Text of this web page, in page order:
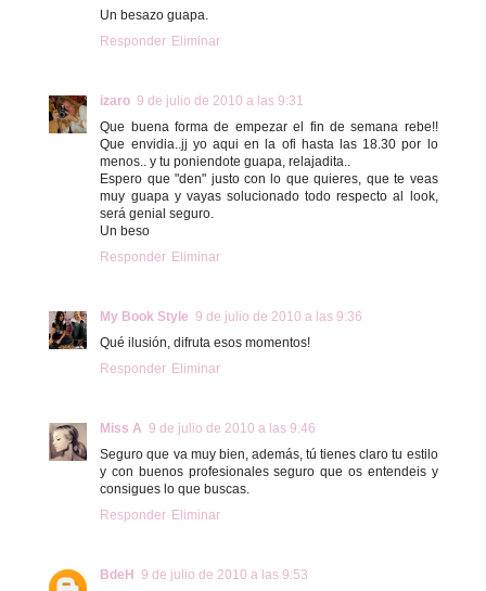
Un besazo guapa.
Responder Eliminar
izaro 9 de julio de 2010 a las 9:31
Que buena forma de empezar el fin de semana rebe!!
Que envidia..jj yo aqui en la ofi hasta las 18.30 por lo
menos.. y tu poniendote guapa, relajadita..
Espero que "den" justo con lo que quieres, que te veas
muy guapa y vayas solucionado todo respecto al look,
será genial seguro.
Un beso
Responder Eliminar
My Book Style 9 de julio de 2010 a las 9:36
Qué ilusión, difruta esos momentos!
Responder Eliminar
Miss A 9 de julio de 2010 a las 9:46
Seguro que va muy bien, además, tú tienes claro tu estilo
y con buenos profesionales seguro que os entendeis y
consigues lo que buscas.
Responder Eliminar
BdeH 9 de julio de 2010 a las 9:53